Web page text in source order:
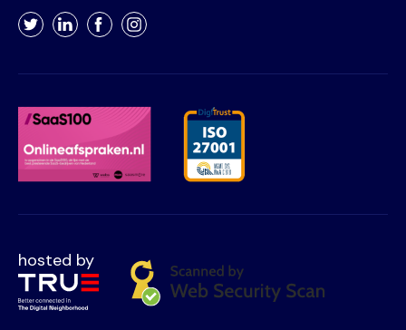
TwitterLinkedInFacebookInstagram
hosted by